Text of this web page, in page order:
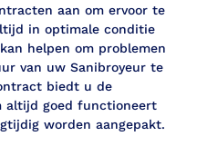
aan om ervoor te
in optimale conditie
helpen om problemen
van uw Sanibroyeur te
biedt u de
altijd goed functioneert
worden aangepakt.